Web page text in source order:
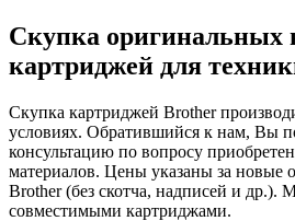
Скупка оригинальных
картриджей для
Скупка картриджей Brother
условиях. Обратившийся к нам, Вы
консультацию по вопросу
материалов. Цены указаны за новые
Brother (без скотча, надписей и др.).
совместимыми картриджами.